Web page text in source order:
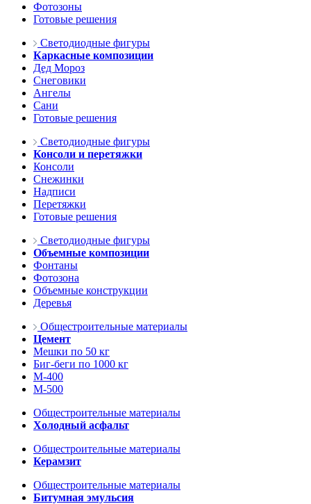
Фотозоны
Готовые решения
Светодиодные фигуры
Каркасные композиции
Дед Мороз
Снеговики
Ангелы
Сани
Готовые решения
Светодиодные фигуры
Консоли и перетяжки
Консоли
Снежинки
Надписи
Перетяжки
Готовые решения
Светодиодные фигуры
Объемные композиции
Фонтаны
Фотозона
Объемные конструкции
Деревья
Общестроительные материалы
Цемент
Мешки по 50 кг
Биг-беги по 1000 кг
М-400
М-500
Общестроительные материалы
Холодный асфальт
Общестроительные материалы
Керамзит
Общестроительные материалы
Битумная эмульсия